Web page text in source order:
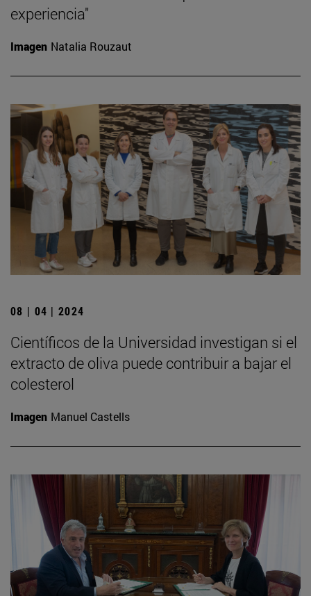
experiencia"
Imagen Natalia Rouzaut
08 | 04 | 2024
Científicos de la Universidad investigan si el
extracto de oliva puede contribuir a bajar el
colesterol
Imagen Manuel Castells